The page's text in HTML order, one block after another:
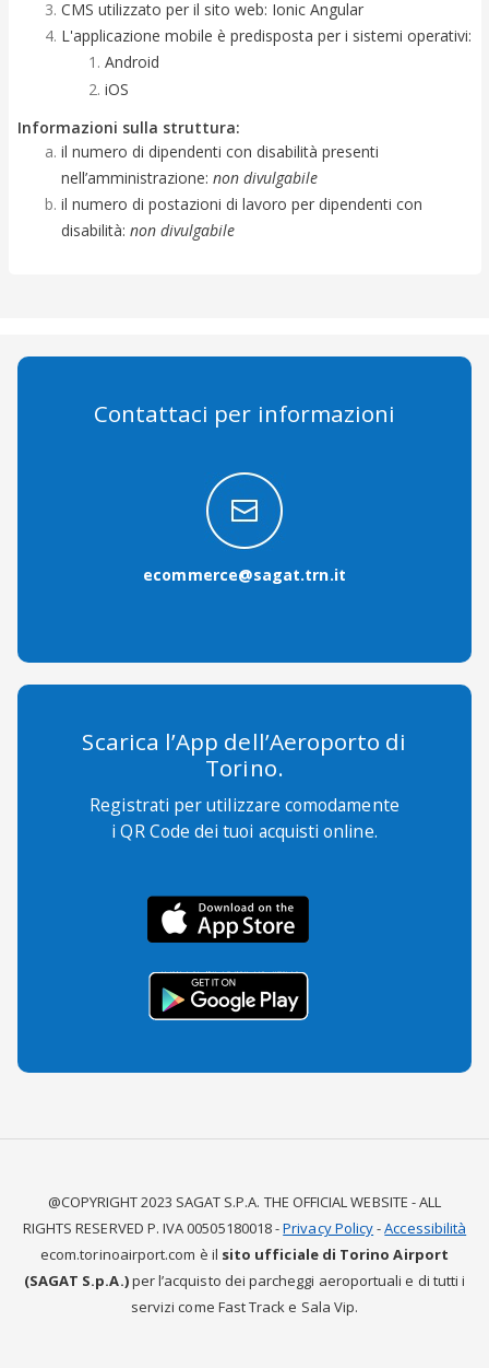
CMS utilizzato per il sito web: Ionic Angular
L'applicazione mobile è predisposta per i sistemi operativi:
Android
iOS
Informazioni sulla struttura:
il numero di dipendenti con disabilità presenti
nell’amministrazione: non divulgabile
il numero di postazioni di lavoro per dipendenti con
disabilità: non divulgabile
Contattaci per informazioni
ecommerce@sagat.trn.it
Scarica l’App dell’Aeroporto di
Torino.
Registrati per utilizzare comodamente
i QR Code dei tuoi acquisti online.
@COPYRIGHT 2023 SAGAT S.P.A. THE OFFICIAL WEBSITE - ALL
RIGHTS RESERVED P. IVA 00505180018 -Privacy Policy-Accessibilità
ecom.torinoairport.com è il sito ufficiale di Torino Airport
(SAGAT S.p.A.)per l’acquisto dei parcheggi aeroportuali e di tutti i
servizi come Fast Track e Sala Vip.